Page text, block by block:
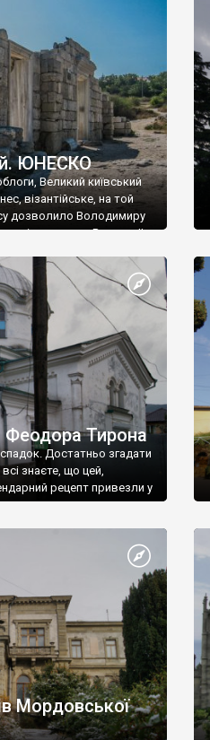
з фондів об’єкту
Таврійського».
але експерти та
[…]
ЮНЕСКО
Великий київський
візантійське, на той
дозволило Володимиру
імператору Василю ІІ,
Василем-
Русі. На честь
[…]
Феодора Тирона
Достатньо згадати
знаєте, що цей,
рецепт привезли у
Мордовської